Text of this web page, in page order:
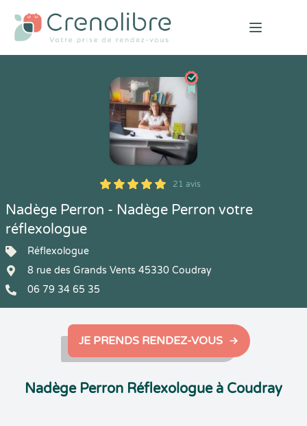
Open
5
1
5
21 21 avis
Nadège Perron - Nadège Perron votre
réflexologue
Réflexologue
8 rue des Grands Vents 45330 Coudray
06 79 34 65 35
JE PRENDS RENDEZ-VOUS
Nadège Perron Réflexologue à Coudray